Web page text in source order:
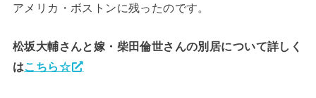
アメリカ・ボストンに残ったのです。
松坂大輔さんと嫁・柴田倫世さんの別居について詳しく
はこちら☆